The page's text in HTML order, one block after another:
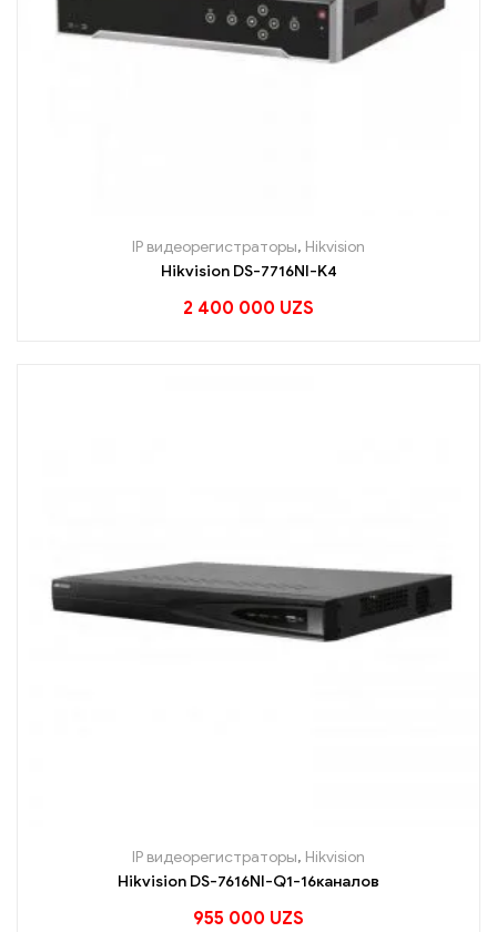
IP видеорегистраторы, Hikvision
Hikvision DS-7716NI-K4
2 400 000 UZS
IP видеорегистраторы, Hikvision
Hikvision DS-7616NI-Q1-16каналов
955 000 UZS